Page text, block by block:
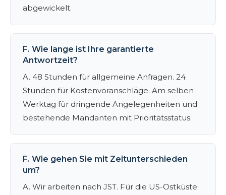
abgewickelt.
F. Wie lange ist Ihre garantierte
Antwortzeit?
A. 48 Stunden für allgemeine Anfragen. 24
Stunden für Kostenvoranschläge. Am selben
Werktag für dringende Angelegenheiten und
bestehende Mandanten mit Prioritätsstatus.
F. Wie gehen Sie mit Zeitunterschieden
um?
A. Wir arbeiten nach JST. Für die US-Ostküste: